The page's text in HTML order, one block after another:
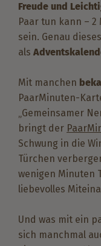
Freude und
Paar tun kann –
sein. Genau dieses
als
Mit manchen
PaarMinuten-
„Gemeinsamer
bringt der
Schwung in die
Türchen
wenigen Minuten
liebevolles
Und was mit ein
sich manchmal